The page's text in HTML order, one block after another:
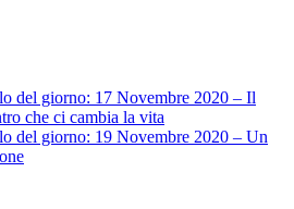
del giorno: 17 Novembre 2020 – Il
che ci cambia la vita
del giorno: 19 Novembre 2020 – Un